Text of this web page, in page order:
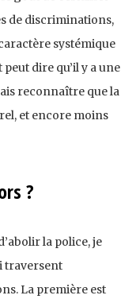
de discriminations,
systémique
dire qu’il y a une
reconnaître que la
et encore moins
?
la police, je
traversent
La première est